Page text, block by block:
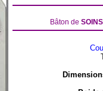
Bâton de SOINS